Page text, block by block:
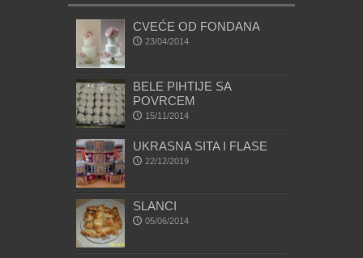
CVEĆE OD FONDANA
23/04/2014
BELE PIHTIJE SA
POVRCEM
15/11/2014
UKRASNA SITA I FLASE
22/12/2019
SLANCI
05/06/2014